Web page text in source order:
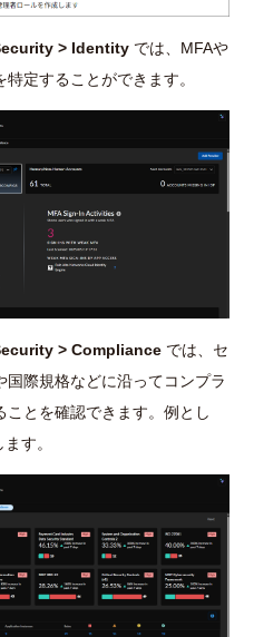
> Identity では、MFAや
定することができます。
> Compliance では、セ
際規格などに沿ってコンプラ
とを確認できます。例とし
す。